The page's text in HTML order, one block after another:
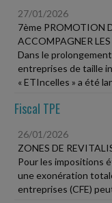
27/01/2026
7ème PROMOTION
ACCOMPAGNER
Dans le
entreprises de taille
« ETIncelles » a été
Fiscal TPE
26/01/2026
ZONES DE
Pour les impositions
une exonération
entreprises (CFE)